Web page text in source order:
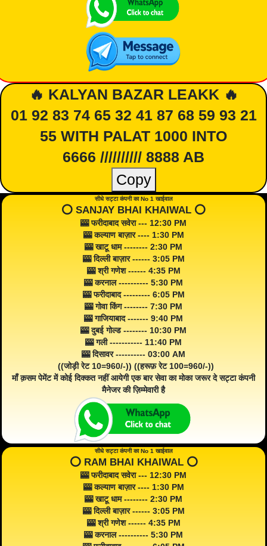
🔥 KALYAN BAZAR LEAKK 🔥
01 92 83 74 65 32 41 87 68 59 93 21
55 WITH PALAT 1000 INTO
6666 ////////// 8888 AB
Copy
सीधे सट्टा कंपनी का No 1 खाईवाल
⭕️ SANJAY BHAI KHAIWAL ⭕️
🎰 फरीदाबाद सवेरा --- 12:30 PM
🎰 कल्याण बाज़ार ---- 1:30 PM
🎰 खाटू धाम -------- 2:30 PM
🎰 दिल्ली बाज़ार ------ 3:05 PM
🎰 श्री गणेश ------ 4:35 PM
🎰 करनाल ---------- 5:30 PM
🎰 फरीदाबाद --------- 6:05 PM
🎰 गोवा किंग -------- 7:30 PM
🎰 गाजियाबाद ------- 9:40 PM
🎰 दुबई गोल्ड -------- 10:30 PM
🎰 गली ----------- 11:40 PM
🎰 दिसावर ---------- 03:00 AM
((जोड़ी रेट 10=960/-)) ((हरूफ़ रेट 100=960/-))
माँ क़सम पेमेंट में कोई दिक्कत नहीं आयेगी एक बार सेवा का मोका जरूर दे सट्टा कंपनी
मैनेजर की ज़िम्मेवारी है
सीधे सट्टा कंपनी का No 1 खाईवाल
⭕️ RAM BHAI KHAIWAL ⭕️
🎰 फरीदाबाद सवेरा --- 12:30 PM
🎰 कल्याण बाज़ार ---- 1:30 PM
🎰 खाटू धाम -------- 2:30 PM
🎰 दिल्ली बाज़ार ------ 3:05 PM
🎰 श्री गणेश ------ 4:35 PM
🎰 करनाल ---------- 5:30 PM